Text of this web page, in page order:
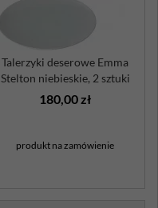
Talerzyki deserowe Emma
Stelton niebieskie, 2 sztuki
180,00 zł
produkt na zamówienie